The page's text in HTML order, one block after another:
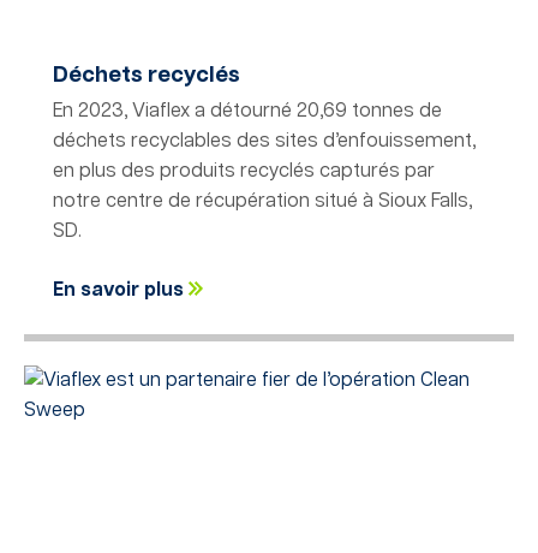
Déchets recyclés
En 2023, Viaflex a détourné 20,69 tonnes de
déchets recyclables des sites d’enfouissement,
en plus des produits recyclés capturés par
notre centre de récupération situé à Sioux Falls,
SD.
En savoir plus